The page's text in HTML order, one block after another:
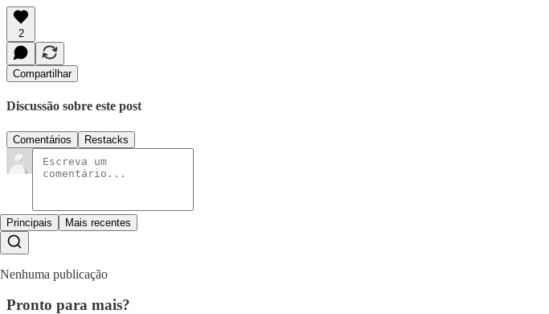
2
Compartilhar
Discussão sobre este post
Comentários Restacks
Principais Mais recentes
Nenhuma publicação
Pronto para mais?